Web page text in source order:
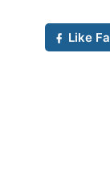
Like